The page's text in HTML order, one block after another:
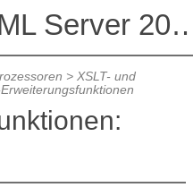
Altova
> XSLT- und